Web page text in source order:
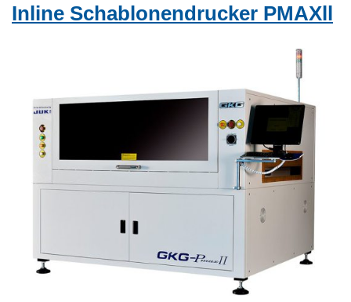
Inline Schablonendrucker PMAXll